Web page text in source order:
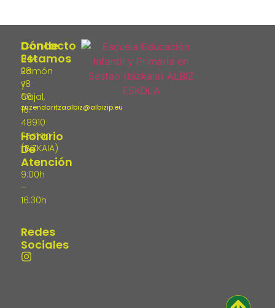
Dónde
Estamos
Ramón
y
Cajal,
16.
48910
Sestao
(BIZKAIA)
Contacto
944
28
78
66
zuzendaritzaalbiz@albizip.eu
Horario
De
Atención
9:00h
–
16:30h
Redes
Sociales